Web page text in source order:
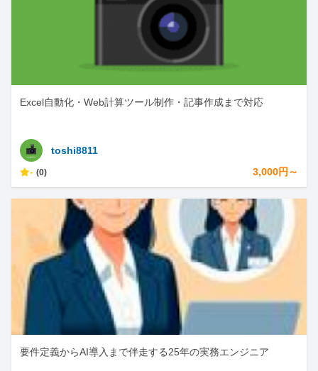
Excel自動化・Web計算ツール制作・記事作成まで対応
toshi8811
- (0) 3,000円～
要件定義からAI導入まで伴走する25年の実務エンジニア